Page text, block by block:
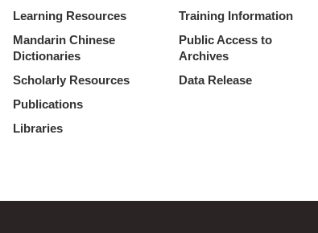
Learning Resources
Mandarin Chinese
Dictionaries
Scholarly Resources
Publications
Libraries
Training Information
Public Access to
Archives
Data Release